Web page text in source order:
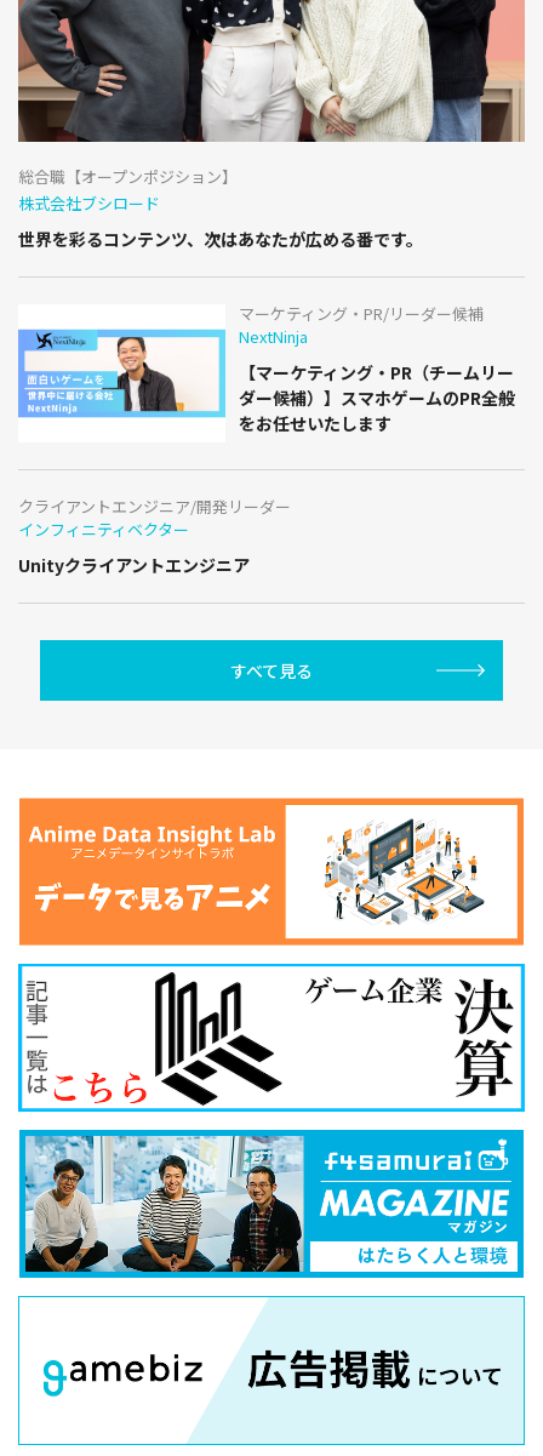
総合職【オープンポジション】
株式会社ブシロード
世界を彩るコンテンツ、次はあなたが広める番です。
マーケティング・PR/リーダー候補
NextNinja
【マーケティング・PR（チームリー
ダー候補）】スマホゲームのPR全般
をお任せいたします
クライアントエンジニア/開発リーダー
インフィニティベクター
Unityクライアントエンジニア
すべて見る